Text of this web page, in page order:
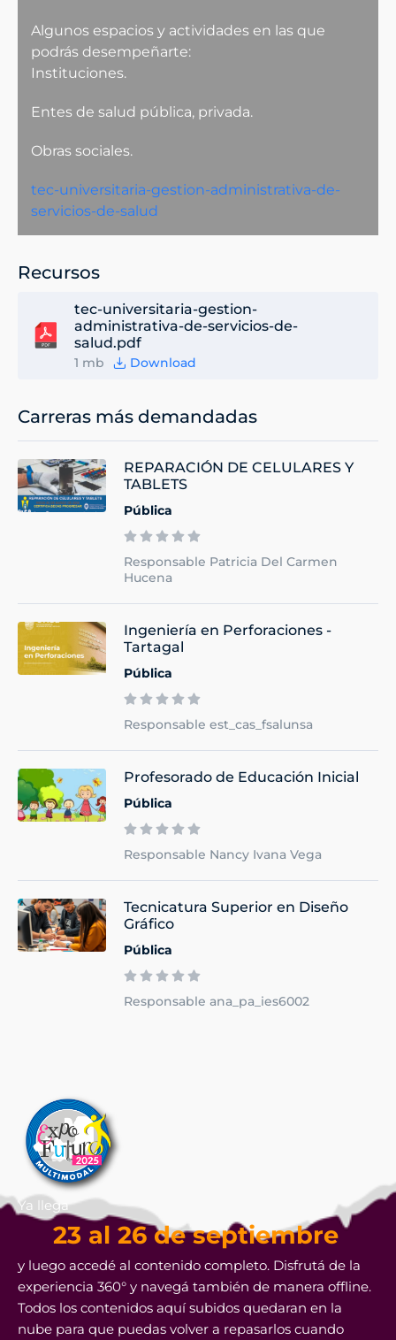
Algunos espacios y actividades en las que
podrás desempeñarte:
Instituciones.
Entes de salud pública, privada.
Obras sociales.
tec-universitaria-gestion-administrativa-de-
servicios-de-salud
Recursos
tec-universitaria-gestion-
administrativa-de-servicios-de-
salud.pdf
1 mb Download
Carreras más demandadas
REPARACIÓN DE CELULARES Y
TABLETS
Pública
Responsable Patricia Del Carmen
Hucena
Ingeniería en Perforaciones -
Tartagal
Pública
Responsable est_cas_fsalunsa
Profesorado de Educación Inicial
Pública
Responsable Nancy Ivana Vega
Tecnicatura Superior en Diseño
Gráfico
Pública
Responsable ana_pa_ies6002
Ya llega
23 al 26 de septiembre
y luego accedé al contenido completo. Disfrutá de la
experiencia 360° y navegá también de manera offline.
Todos los contenidos aquí subidos quedaran en la
nube para que puedas volver a repasarlos cuando